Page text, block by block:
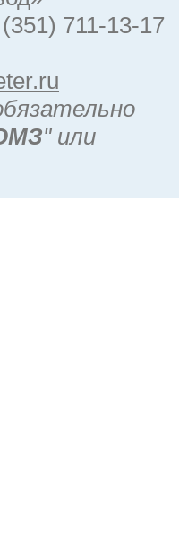
711-13-17
" или